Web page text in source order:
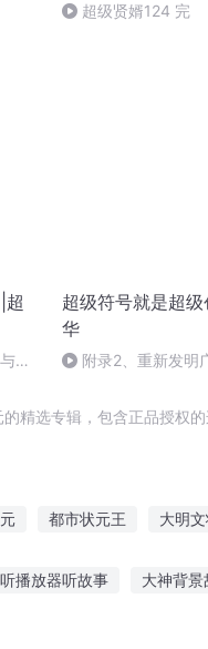
超级贤婿124 完
超
提
超级符号就是超
华
附录2、重新发明
精选专辑，包含正品授权
都市状元王 大明
播放器听故事 大神背